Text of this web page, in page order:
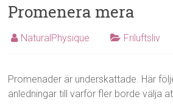
Promenera mera
NaturalPhysique Friluftsliv
Promenader är underskattade. Här
anledningar till varför fler borde välja